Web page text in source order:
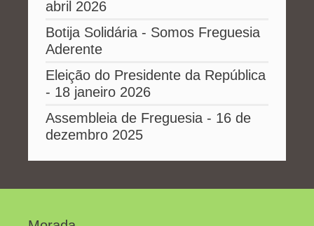
abril 2026
Botija Solidária - Somos Freguesia
Aderente
Eleição do Presidente da República
- 18 janeiro 2026
Assembleia de Freguesia - 16 de
dezembro 2025